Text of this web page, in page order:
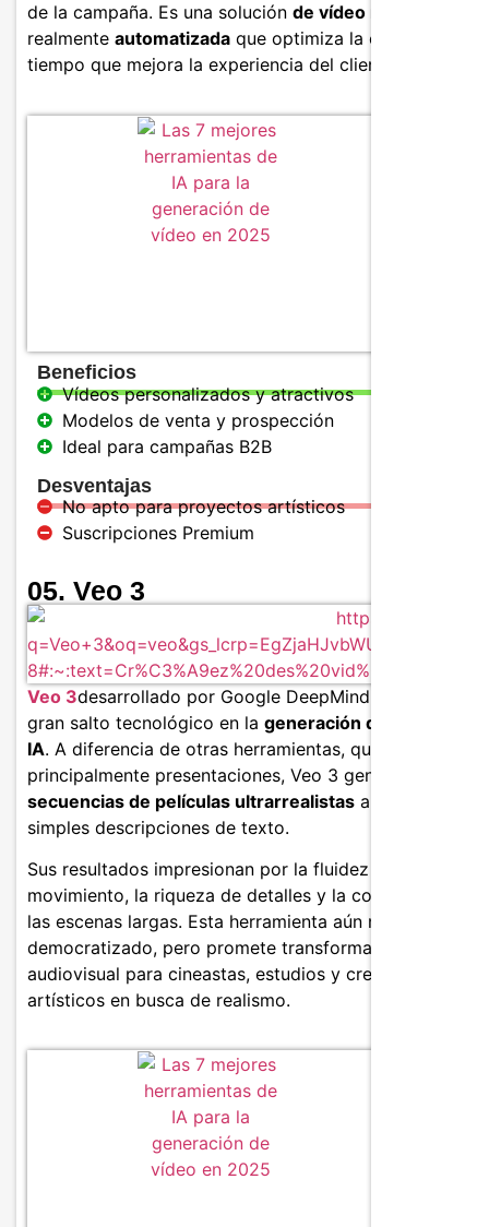
de la campaña. Es una solución de vídeo marketing
realmente automatizada que optimiza la conversión al
tiempo que mejora la experiencia del cliente.
Beneficios
Vídeos personalizados y atractivos
Modelos de venta y prospección
Ideal para campañas B2B
Desventajas
No apto para proyectos artísticos
Suscripciones Premium
05. Veo 3
Veo 3desarrollado por Google DeepMind, representa
gran salto tecnológico en la generación de vídeos por
IA. A diferencia de otras herramientas, que crean
principalmente presentaciones, Veo 3 genera
secuencias de películas ultrarrealistas a partir de
simples descripciones de texto.
Sus resultados impresionan por la fluidez del
movimiento, la riqueza de detalles y la coherencia de
las escenas largas. Esta herramienta aún no se ha
democratizado, pero promete transformar la creación
audiovisual para cineastas, estudios y creadores
artísticos en busca de realismo.